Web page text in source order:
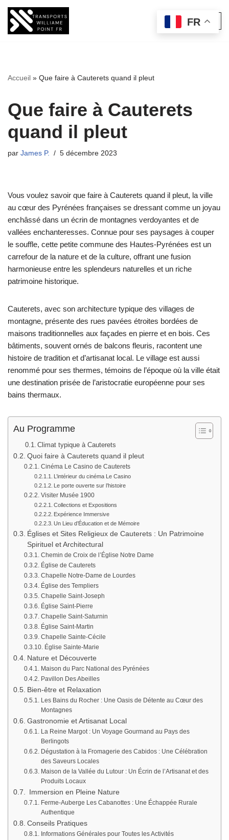
Aller
Accueil » Que faire à Cauterets quand il pleut
Que faire à Cauterets
quand il pleut
par James P. 5 décembre 2023
Vous voulez savoir que faire à Cauterets quand il pleut, la ville
au cœur des Pyrénées françaises se dressant comme un joyau
enchâssé dans un écrin de montagnes verdoyantes et de
vallées enchanteresses. Connue pour ses paysages à couper
le souffle, cette petite commune des Hautes-Pyrénées est un
carrefour de la nature et de la culture, offrant une fusion
harmonieuse entre les splendeurs naturelles et un riche
patrimoine historique.
Cauterets, avec son architecture typique des villages de
montagne, présente des rues pavées étroites bordées de
maisons traditionnelles aux façades en pierre et en bois. Ces
bâtiments, souvent ornés de balcons fleuris, racontent une
histoire de tradition et d’artisanat local. Le village est aussi
renommé pour ses thermes, témoins de l’époque où la ville était
une destination prisée de l’aristocratie européenne pour ses
bains thermaux.
Au Programme
Climat typique à Cauterets
Quoi faire à Cauterets quand il pleut
Cinéma Le Casino de Cauterets
L’intérieur du cinéma Le Casino
Le porte ouverte sur l’histoire
Visiter Musée 1900
Collections et Expositions
Expérience Immersive
Un Lieu d’Éducation et de Mémoire
Églises et Sites Religieux de Cauterets : Un Patrimoine
Spirituel et Architectural
Chemin de Croix de l’Église Notre Dame
Église de Cauterets
Chapelle Notre-Dame de Lourdes
Église des Templiers
Chapelle Saint-Joseph
Église Saint-Pierre
Chapelle Saint-Saturnin
Église Saint-Martin
Chapelle Sainte-Cécile
Église Sainte-Marie
Nature et Découverte
Maison du Parc National des Pyrénées
Pavillon Des Abeilles
Bien-être et Relaxation
Les Bains du Rocher : Une Oasis de Détente au Cœur des
Montagnes
Gastronomie et Artisanat Local
La Reine Margot : Un Voyage Gourmand au Pays des
Berlingots
Dégustation à la Fromagerie des Cabidos : Une Célébration
des Saveurs Locales
Maison de la Vallée du Lutour : Un Écrin de l’Artisanat et des
Produits Locaux
Immersion en Pleine Nature
Ferme-Auberge Les Cabanottes : Une Échappée Rurale
Authentique
Conseils Pratiques
Informations Générales pour Toutes les Activités
FR